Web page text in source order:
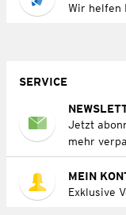
Wir helfen
SERVICE
Jetzt
mehr
MEIN
Exklusive